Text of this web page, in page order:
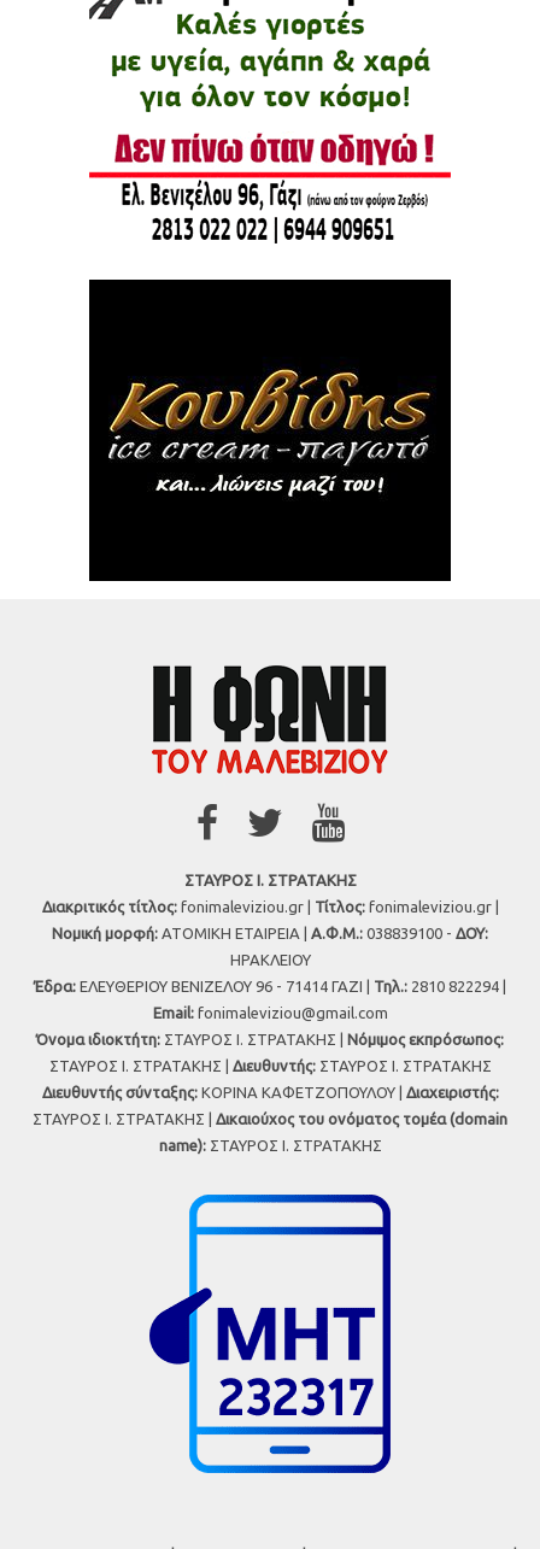
ΣΤΑΥΡΟΣ Ι. ΣΤΡΑΤΑΚΗΣ
Διακριτικός τίτλος:fonimaleviziou.gr | Τίτλος:fonimaleviziou.gr |
Νομική μορφή: ΑΤΟΜΙΚΗ ΕΤΑΙΡΕΙΑ | Α.Φ.Μ.: 038839100 - ΔΟΥ:
ΗΡΑΚΛΕΙΟΥ
Έδρα: ΕΛΕΥΘΕΡΙΟΥ ΒΕΝΙΖΕΛΟΥ 96 - 71414 ΓΑΖΙ | Τηλ.: 2810 822294 |
Εmail: fonimaleviziou@gmail.com
Όνομα ιδιοκτήτη: ΣΤΑΥΡΟΣ Ι. ΣΤΡΑΤΑΚΗΣ | Νόμιμος εκπρόσωπος:
ΣΤΑΥΡΟΣ Ι. ΣΤΡΑΤΑΚΗΣ | Διευθυντής:ΣΤΑΥΡΟΣ Ι. ΣΤΡΑΤΑΚΗΣ
Διευθυντής σύνταξης:ΚΟΡΙΝΑ ΚΑΦΕΤΖΟΠΟΥΛΟΥ | Διαχειριστής:
ΣΤΑΥΡΟΣ Ι. ΣΤΡΑΤΑΚΗΣ | Δικαιούχος του ονόματος τομέα (domain
name):ΣΤΑΥΡΟΣ Ι. ΣΤΡΑΤΑΚΗΣ